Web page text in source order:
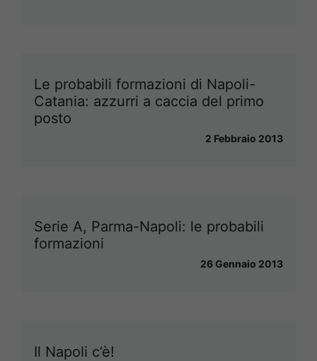
Le probabili formazioni di Napoli-
Catania: azzurri a caccia del primo
posto
2 Febbraio 2013
Serie A, Parma-Napoli: le probabili
formazioni
26 Gennaio 2013
Il Napoli c’è!